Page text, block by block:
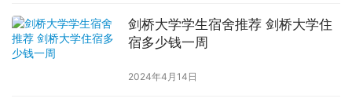
剑桥大学学生宿舍推荐 剑桥大学住
宿多少钱一周
2024年4月14日